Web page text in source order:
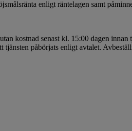
enligt räntelagen samt
kostnad senast kl. 15:00 dagen
påbörjats enligt avtalet.